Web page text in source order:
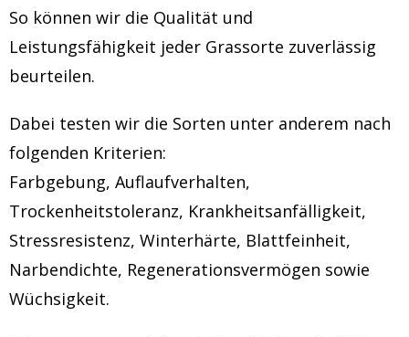
So können wir die Qualität und
Leistungsfähigkeit jeder Grassorte zuverlässig
beurteilen.
Dabei testen wir die Sorten unter anderem nach
folgenden Kriterien:
Farbgebung, Auflaufverhalten,
Trockenheitstoleranz, Krankheitsanfälligkeit,
Stressresistenz, Winterhärte, Blattfeinheit,
Narbendichte, Regenerationsvermögen sowie
Wüchsigkeit.